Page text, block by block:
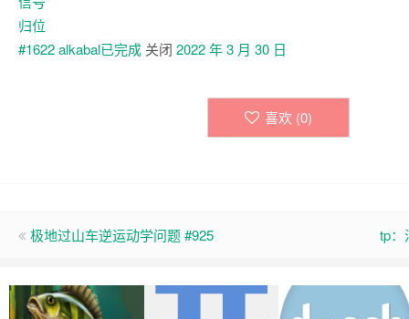
alkabal已完成 关闭 2022 年 3 月 30 日
喜欢 (0)
极地过山车逆运动学问题 #925 tp：